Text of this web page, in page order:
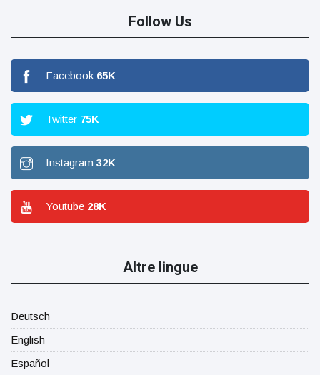
Follow Us
Facebook 65K
Twitter 75K
Instagram 32K
Youtube 28K
Altre lingue
Deutsch
English
Español